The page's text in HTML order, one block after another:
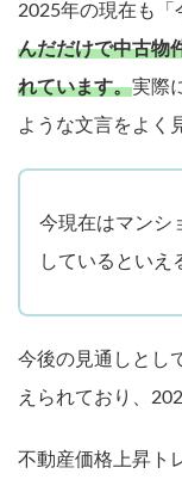
2025年の現在も「
んだだけで中古物
れています。実際
ような文言をよく
今現在はマンシ
しているといえ
今後の見通しとし
えられており、
不動産価格上昇ト